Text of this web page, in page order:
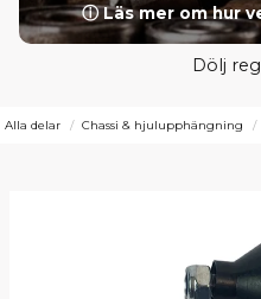
ⓘ Läs mer om hur
Dölj
Alla delar Chassi & hjulupphängning